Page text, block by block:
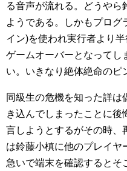
る音声が流れる。どうやら
ようである。しかもプログ
イン)を使われ実行者より
ゲームオーバーとなってし
い。いきなり絶体絶命のピ
同級生の危機を知った詳は
き込んでしまったことに後
言しようとするがその時、
は鈴藤小槙に他のプレイヤ
急いで端末を確認するとそ